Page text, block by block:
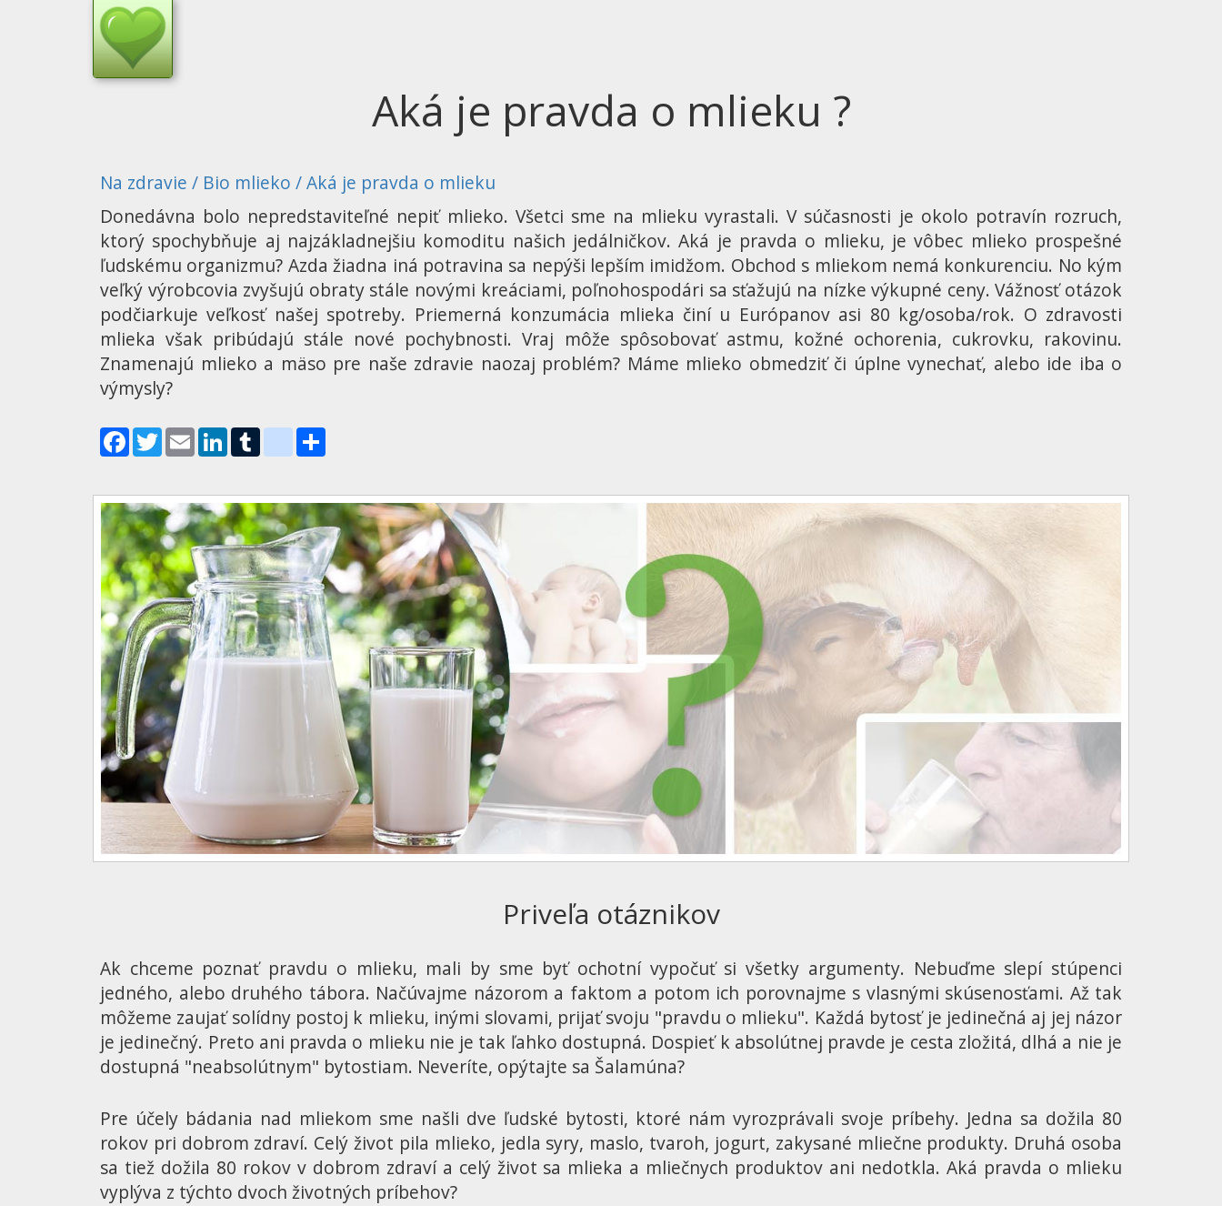
Aká je pravda o mlieku ?
Na zdravie / Bio mlieko /Aká je pravda o mlieku
Donedávna bolo nepredstaviteľné nepiť mlieko. Všetci sme na mlieku vyrastali. V súčasnosti je okolo potravín rozruch,
ktorý spochybňuje aj najzákladnejšiu komoditu našich jedálničkov. Aká je pravda o mlieku, je vôbec mlieko prospešné
ľudskému organizmu? Azda žiadna iná potravina sa nepýši lepším imidžom. Obchod s mliekom nemá konkurenciu. No kým
veľký výrobcovia zvyšujú obraty stále novými kreáciami, poľnohospodári sa sťažujú na nízke výkupné ceny. Vážnosť otázok
podčiarkuje veľkosť našej spotreby. Priemerná konzumácia mlieka činí u Európanov asi 80 kg/osoba/rok. O zdravosti
mlieka však pribúdajú stále nové pochybnosti. Vraj môže spôsobovať astmu, kožné ochorenia, cukrovku, rakovinu.
Znamenajú mlieko a mäso pre naše zdravie naozaj problém? Máme mlieko obmedziť či úplne vynechať, alebo ide iba o
výmysly?
Facebook
Twitter
EmailLinkedIn
Tumblrblogger_post
Priveľa otáznikov
Ak chceme poznať pravdu o mlieku, mali by sme byť ochotní vypočuť si všetky argumenty. Nebuďme slepí stúpenci
jedného, alebo druhého tábora. Načúvajme názorom a faktom a potom ich porovnajme s vlasnými skúsenosťami. Až tak
môžeme zaujať solídny postoj k mlieku, inými slovami, prijať svoju "pravdu o mlieku". Každá bytosť je jedinečná aj jej názor
je jedinečný. Preto ani pravda o mlieku nie je tak ľahko dostupná. Dospieť k absolútnej pravde je cesta zložitá, dlhá a nie je
dostupná "neabsolútnym" bytostiam. Neveríte, opýtajte sa Šalamúna?
Pre účely bádania nad mliekom sme našli dve ľudské bytosti, ktoré nám vyrozprávali svoje príbehy. Jedna sa dožila 80
rokov pri dobrom zdraví. Celý život pila mlieko, jedla syry, maslo, tvaroh, jogurt, zakysané mliečne produkty. Druhá osoba
sa tiež dožila 80 rokov v dobrom zdraví a celý život sa mlieka a mliečnych produktov ani nedotkla. Aká pravda o mlieku
vyplýva z týchto dvoch životných príbehov?